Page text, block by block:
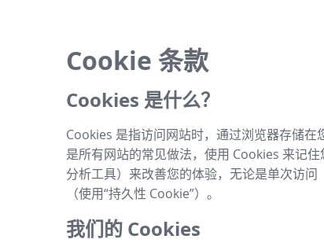
Cookie 条款
Cookies 是什么？
Cookies 是指访问网站时，通过浏览器存储
是所有网站的常见做法，使用 Cookies 来记
分析工具）来改善您的体验，无论是单次访
（使用“持久性 Cookie”）。
我们的 Cookies